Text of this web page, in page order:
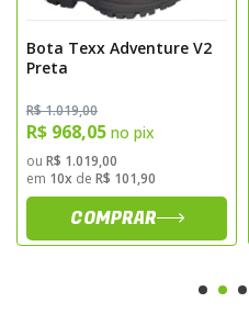
- Estilo clássico e
motociclistas cruiser
Sugestões de
Indicada para
uma bota resistente
pilotagem urbana,
distância ou
Ideal para diferentes
oferecendo proteção
Bota Texx Adventure V2
Preta
R$ 1.019,00
R$ 968,05 no pix
ou R$ 1.019,00
em 10x de R$ 101,90
COMPRAR